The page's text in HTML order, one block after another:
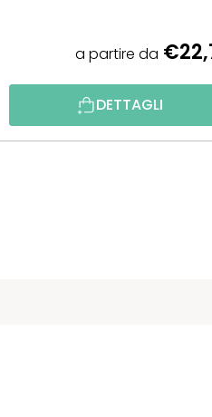
a partire da
DETTAGLI